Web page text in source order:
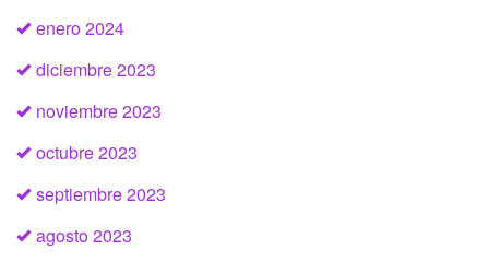
enero 2024
diciembre 2023
noviembre 2023
octubre 2023
septiembre 2023
agosto 2023